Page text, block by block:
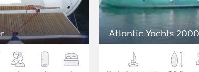
Atlantic Yachts 2000